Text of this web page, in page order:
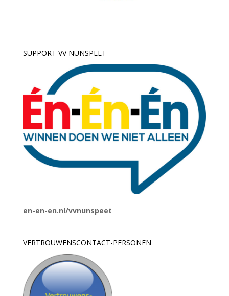
SUPPORT VV NUNSPEET
en-en-en.nl/vvnunspeet
VERTROUWENSCONTACT-PERSONEN